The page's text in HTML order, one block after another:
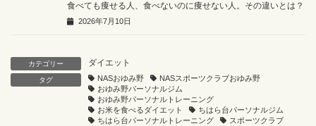
食べても痩せる人、食べないのに痩せない人。その違いとは？
2026年7月10日
カテゴリー ダイエット
タグ NASおゆみ野
NASスポーツクラブおゆみ野
おゆみ野パーソナルジム
おゆみ野パーソナルトレーニング
お米を食べるダイエット
ちはら台パーソナルジム
ちはら台パーソナルトレーニング
スポーツクラブ